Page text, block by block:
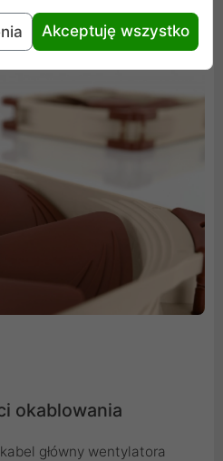
okablowania
główny wentylatora
Akceptuję wszystko